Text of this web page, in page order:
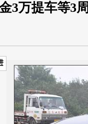
3万提车等3周